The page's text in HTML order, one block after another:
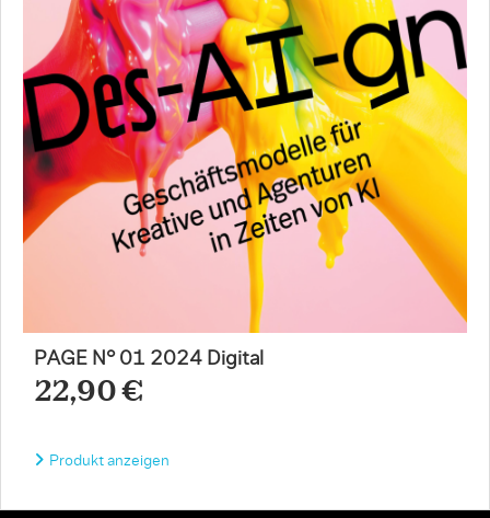
PAGE N° 01 2024 Digital
22,90 €
Produkt anzeigen